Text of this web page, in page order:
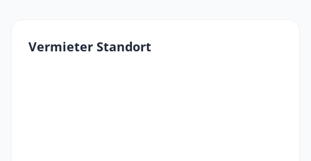
Vermieter Standort